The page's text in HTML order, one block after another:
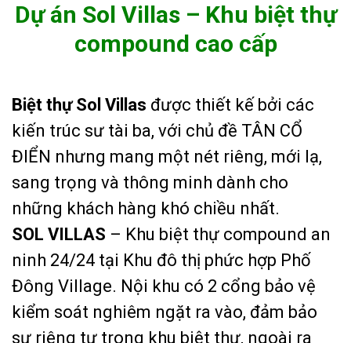
Dự án Sol Villas – Khu biệt thự
compound cao cấp
Biệt thự Sol Villas được thiết kế bởi các
kiến trúc sư tài ba, với chủ đề TÂN CỔ
ĐIỂN nhưng mang một nét riêng, mới lạ,
sang trọng và thông minh dành cho
những khách hàng khó chiều nhất.
SOL VILLAS – Khu biệt thự compound an
ninh 24/24 tại Khu đô thị phức hợp Phố
Đông Village. Nội khu có 2 cổng bảo vệ
kiểm soát nghiêm ngặt ra vào, đảm bảo
sự riêng tư trong khu biệt thự, ngoài ra